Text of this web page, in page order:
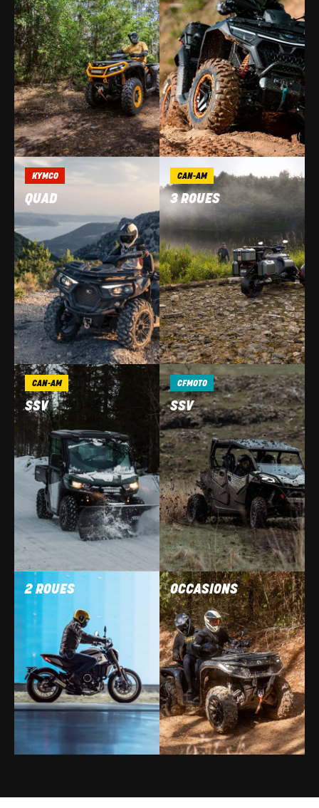
KYMCO
QUAD
CAN-AM
3 ROUES
CAN-AM
SSV
CFMOTO
SSV
2 ROUES OCCASIONS